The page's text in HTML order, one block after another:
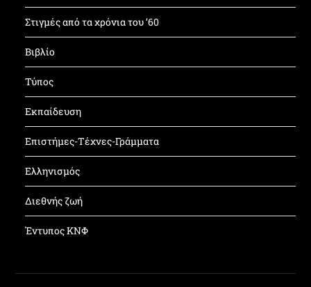
Στιγμές από τα χρόνια του ’60
Βιβλίο
Τύπος
Εκπαίδευση
Επιστήμες-Τέχνες-Γράμματα
Ελληνισμός
Διεθνής ζωή
Έντυπος ΚΝΦ